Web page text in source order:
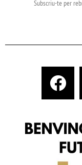
Subscriu-te per